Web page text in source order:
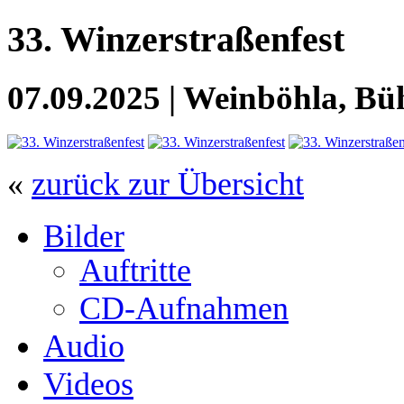
33. Winzerstraßenfest
07.09.2025 | Weinböhla,
« zurück zur Übersicht
Bilder
Auftritte
CD-Aufnahmen
Audio
Videos